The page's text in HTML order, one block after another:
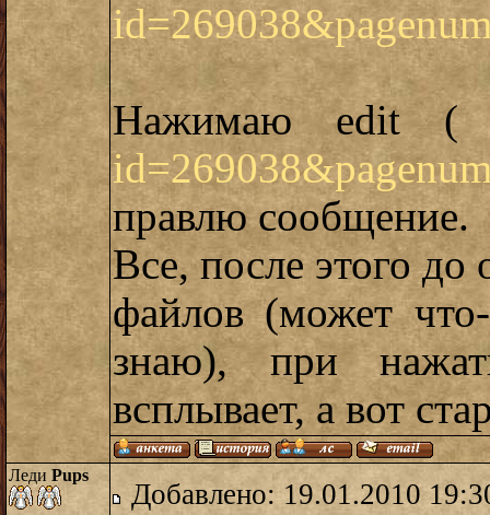
Нажимаю edit
правлю сообщение.
Все, после этого
файлов (может
знаю), при
всплывает, а вот
Леди Pups
Добавлено: 19.01.2010